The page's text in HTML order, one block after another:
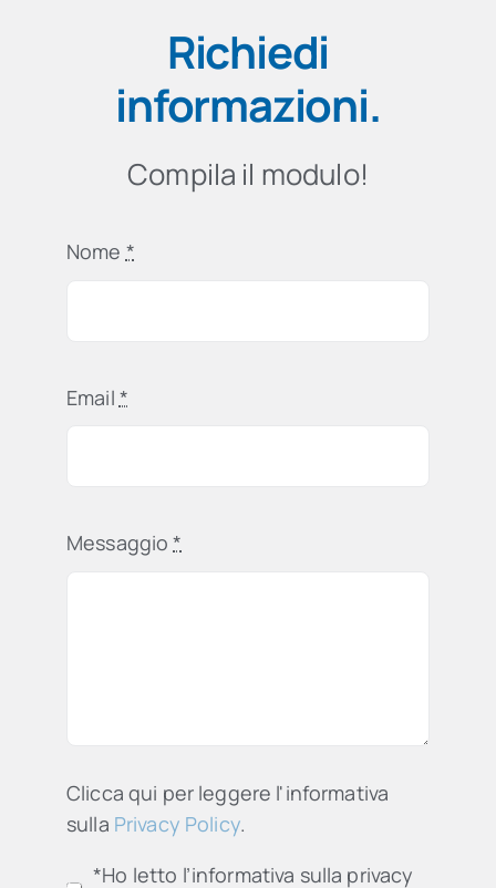
Richiedi
informazioni.
Compila il modulo!
Nome *
Email *
Messaggio*
Clicca qui per leggere l'informativa
sulla Privacy Policy.
*Ho letto l’informativa sulla privacy